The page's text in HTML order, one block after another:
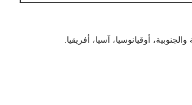
أوقيانوسيا، آسيا، أفريقيا.